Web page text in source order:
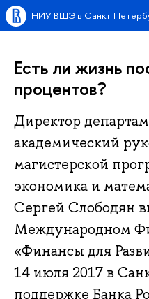
НИУ ВШЭ в Санкт-
Есть ли жизнь
процентов?
Директор
академический
магистерской
экономика и
Сергей Слободян
Международном
«Финансы для
14 июля 2017 в
поддержке Банка